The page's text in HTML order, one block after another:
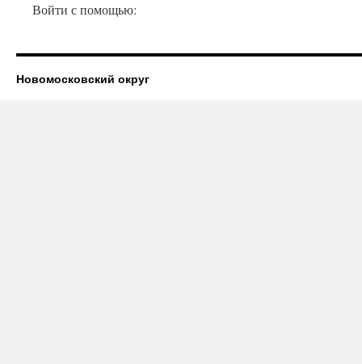
Войти с помощью:
Новомосковский округ